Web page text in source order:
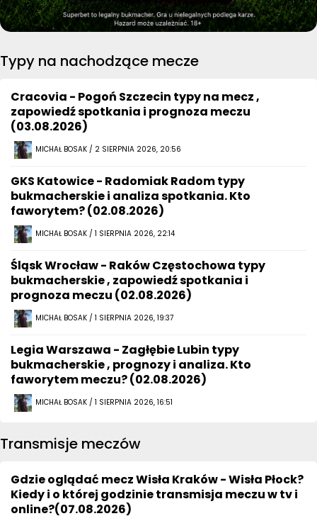
Typy na nachodzące mecze
Cracovia - Pogoń Szczecin typy na mecz ,
zapowiedź spotkania i prognoza meczu
(03.08.2026)
MICHAŁ BOSAK / 2 SIERPNIA 2026, 20:56
GKS Katowice - Radomiak Radom typy
bukmacherskie i analiza spotkania. Kto
faworytem? (02.08.2026)
MICHAŁ BOSAK / 1 SIERPNIA 2026, 22:14
Śląsk Wrocław - Raków Częstochowa typy
bukmacherskie , zapowiedź spotkania i
prognoza meczu (02.08.2026)
MICHAŁ BOSAK / 1 SIERPNIA 2026, 19:37
Legia Warszawa - Zagłębie Lubin typy
bukmacherskie , prognozy i analiza. Kto
faworytem meczu? (02.08.2026)
MICHAŁ BOSAK / 1 SIERPNIA 2026, 16:51
Transmisje meczów
Gdzie oglądać mecz Wisła Kraków - Wisła Płock?
Kiedy i o której godzinie transmisja meczu w tv i
online?(07.08.2026)